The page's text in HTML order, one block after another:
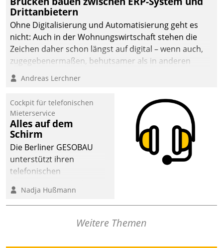
Drittanbietern
Ohne Digitalisierung und Automatisierung geht es
nicht: Auch in der Wohnungswirtschaft stehen die
Zeichen daher schon längst auf digital – wenn auch,
zugegebenermaßen, behutsamer als in anderen
Branchen.
Andreas Lerchner
Cockpit für telefonischen
Mieterservice
Alles auf dem
Schirm
Die Berliner GESOBAU
unterstützt ihren
telefonischen
digitalen Cockpit, das
situationsbezogen
passende Fragen und
Nadja Hußmann
Weitere Themen